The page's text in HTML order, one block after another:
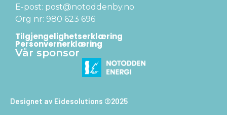
E-post: post@notoddenby.no
Org nr: 980 623 696
Tilgjengelighetserklæring
Personvernerklæring
Vår sponsor
Designet av Eidesolutions ©2025